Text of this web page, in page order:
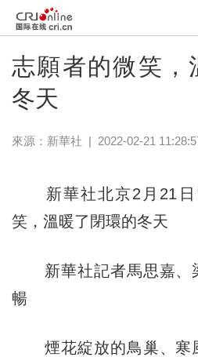
志願者的微笑，
冬天
來源： 新華社 | 2022-02-21
新華社北京2月21日
笑，溫暖了閉環的冬天
新華社記者馬思嘉、
暢
煙花綻放的鳥巢、寒